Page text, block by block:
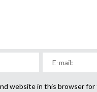
website in this browser